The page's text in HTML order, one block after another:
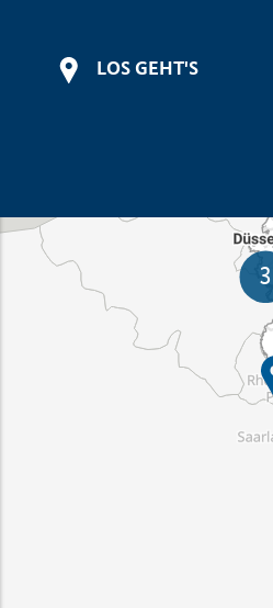
LOS GEHT'S